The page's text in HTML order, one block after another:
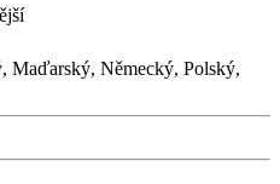
Maďarský, Německý, Polský,